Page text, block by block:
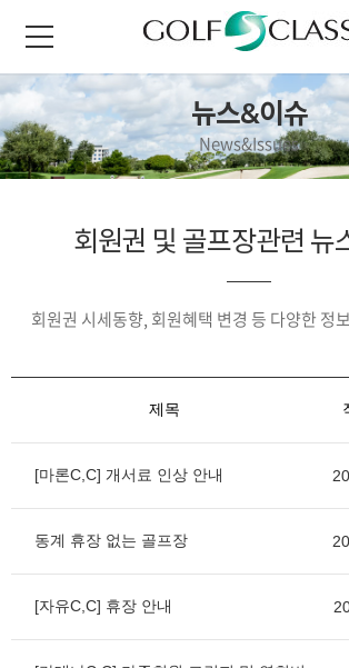
뉴스&이슈
News&Issues
회원권 및 골프장관련 뉴
회원권 시세동향, 회원혜택 변경 등 다양한 정
제목
[마론C,C] 개서료 인상 안내
동계 휴장 없는 골프장
[자유C,C] 휴장 안내